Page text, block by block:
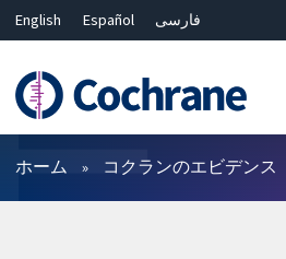
English Español
فارسی
Deutsch
Bahasa Malaysia
ไทย
繁體中文
简体中文
フィルター
ホーム コクランのエビデンス